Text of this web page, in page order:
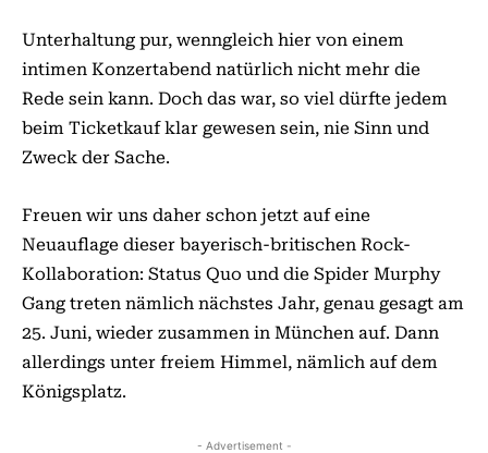
Unterhaltung pur, wenngleich hier von einem
intimen Konzertabend natürlich nicht mehr die
Rede sein kann. Doch das war, so viel dürfte jedem
beim Ticketkauf klar gewesen sein, nie Sinn und
Zweck der Sache.
Freuen wir uns daher schon jetzt auf eine
Neuauflage dieser bayerisch-britischen Rock-
Kollaboration: Status Quo und die Spider Murphy
Gang treten nämlich nächstes Jahr, genau gesagt am
25. Juni, wieder zusammen in München auf. Dann
allerdings unter freiem Himmel, nämlich auf dem
Königsplatz.
- Advertisement -